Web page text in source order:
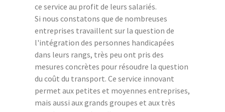
ce service au profit de leurs salariés.
Si nous constatons que de nombreuses
entreprises travaillent sur la question de
l'intégration des personnes handicapées
dans leurs rangs, très peu ont pris des
mesures concrètes pour résoudre la question
du coût du transport. Ce service innovant
permet aux petites et moyennes entreprises,
mais aussi aux grands groupes et aux très